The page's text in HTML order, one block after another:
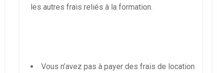
les autres frais reliés à la formation.
Vous n’avez pas à payer des frais de location